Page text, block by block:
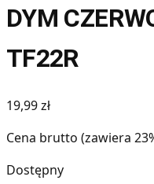
DYM
TF22R
19,99 zł
Cena brutto (zawiera
Dostępny